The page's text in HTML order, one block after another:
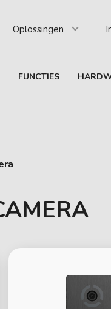
Oplossingen
FUNCTIES